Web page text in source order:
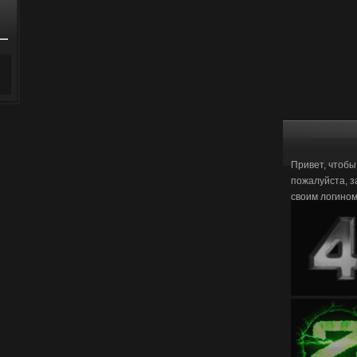
Привет,
пожалуйста,
своим логином